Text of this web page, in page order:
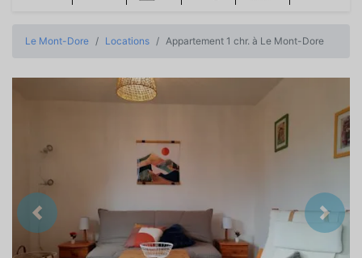
Le Mont-Dore Locations Appartement 1 chr. à Le Mont-Dore
Précedent